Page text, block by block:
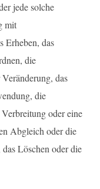
jede solche
mit
Erheben, das
die
das
die
oder eine
Abgleich oder die
Löschen oder die